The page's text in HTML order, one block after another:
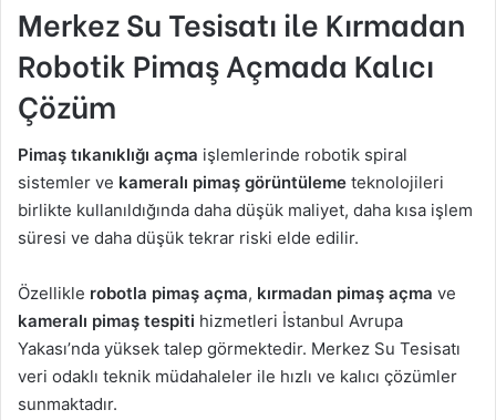
Merkez Su Tesisatı ile Kırmadan
Robotik Pimaş Açmada Kalıcı
Çözüm
Pimaş tıkanıklığı açma işlemlerinde robotik spiral
sistemler ve kameralı pimaş görüntüleme teknolojileri
birlikte kullanıldığında daha düşük maliyet, daha kısa işlem
süresi ve daha düşük tekrar riski elde edilir.
Özellikle robotla pimaş açma, kırmadan pimaş açma ve
kameralı pimaş tespiti hizmetleri İstanbul Avrupa
Yakası’nda yüksek talep görmektedir. Merkez Su Tesisatı
veri odaklı teknik müdahaleler ile hızlı ve kalıcı çözümler
sunmaktadır.